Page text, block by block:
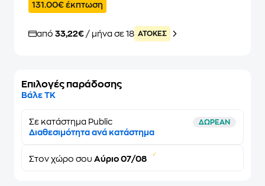
131.00€ έκπτωση
από 33,22€ / μήνα σε 18 ATOKEΣ
Επιλογές παράδοσης
Βάλε ΤΚ
Σε κατάστημα Public ΔΩΡΕΑΝ
Διαθεσιμότητα ανά κατάστημα
Στον χώρο σου Αύριο 07/08